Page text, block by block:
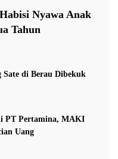
yang menyebabkan
umum (PJU)
memperkuat
pengawas atau
rawan.
Nyawa Anak
Tahun
Sate di Berau Dibekuk
PT Pertamina, MAKI
Uang